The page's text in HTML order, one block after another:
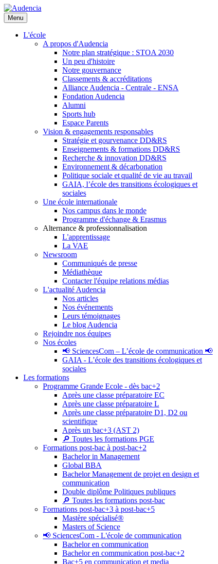
Aller
au
contenu
principal
Menu
L'école
A propos d'Audencia
Notre plan stratégique : STOA 2030
Un peu d'histoire
Notre gouvernance
Classements & accréditations
Alliance Audencia - Centrale - ENSA
Fondation Audencia
Alumni
Sports hub
Espace Parents
Vision & engagements responsables
Stratégie et gourvenance DD&RS
Enseignements & formations DD&RS
Recherche & innovation DD&RS
Environnement & décarbonation
Politique sociale et qualité de vie au travail
GAIA, l’école des transitions écologiques et
sociales
Une école internationale
Nos campus dans le monde
Programme d'échange & Erasmus
Alternance & professionnalisation
L'apprentissage
La VAE
Newsroom
Communiqués de presse
Médiathèque
Contacter l'équipe relations médias
L'actualité Audencia
Nos articles
Nos événements
Leurs témoignages
Le blog Audencia
Rejoindre nos équipes
Nos écoles
📢 SciencesCom – L’école de communication 📢
GAIA - L’école des transitions écologiques et
sociales
Les formations
Programme Grande Ecole - dès bac+2
Après une classe préparatoire EC
Après une classe préparatoire L
Après une classe préparatoire D1, D2 ou
scientifique
Après un bac+3 (AST 2)
🔎 Toutes les formations PGE
Formations post-bac à post-bac+2
Bachelor in Management
Global BBA
Bachelor Management de projet en design et
communication
Double diplôme Politiques publiques
🔎 Toutes les formations post-bac
Formations post-bac+3 à post-bac+5
Mastère spécialisé®
Masters of Science
📢 SciencesCom - L'école de communication
Bachelor en communication
Bachelor en communication post-bac+2
Bac+5 en communication et media